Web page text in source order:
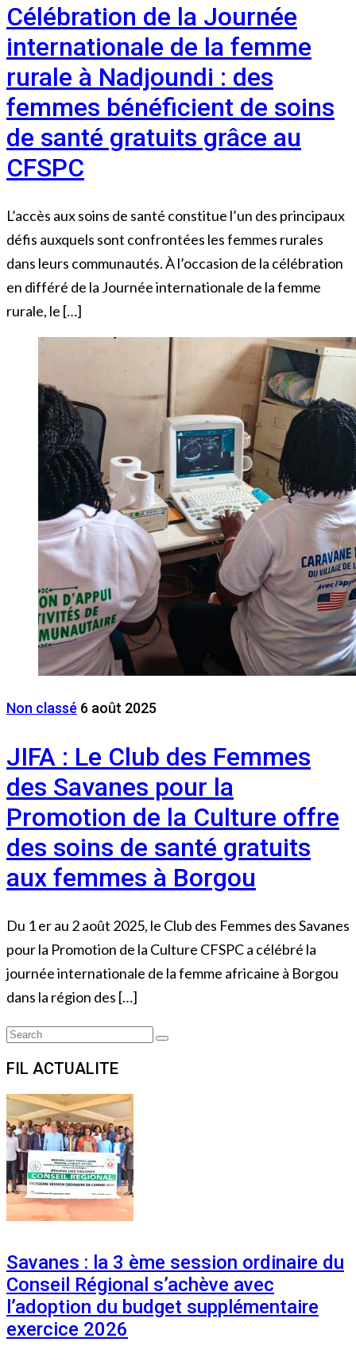
Célébration de la Journée
internationale de la femme
rurale à Nadjoundi : des
femmes bénéficient de soins
de santé gratuits grâce au
CFSPC
L’accès aux soins de santé constitue l’un des principaux
défis auxquels sont confrontées les femmes rurales
dans leurs communautés. À l’occasion de la célébration
en différé de la Journée internationale de la femme
rurale, le […]
Non classé 6 août 2025
JIFA : Le Club des Femmes
des Savanes pour la
Promotion de la Culture offre
des soins de santé gratuits
aux femmes à Borgou
Du 1 er au 2 août 2025, le Club des Femmes des Savanes
pour la Promotion de la Culture CFSPC a célébré la
journée internationale de la femme africaine à Borgou
dans la région des […]
Search
Search
FIL ACTUALITE
Savanes : la 3 ème session ordinaire du
Conseil Régional s’achève avec
l’adoption du budget supplémentaire
exercice 2026